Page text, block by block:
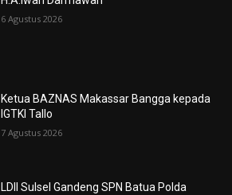
6 Agustus 2026
Ketua BAZNAS Makassar Bangga kepada
IGTKI Tallo
7 Agustus 2026
LDII Sulsel Gandeng SPN Batua Polda